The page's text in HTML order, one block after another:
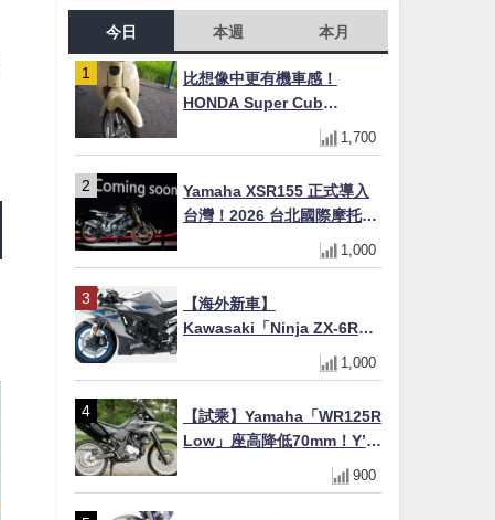
今日 本週 本月
比想像中更有機車感！
HONDA Super Cub
110【Webike愛車精選】
1,700
Yamaha XSR155 正式導入
台灣！2026 台北國際摩托車
展亮相，70 週年紀念版
YZF-R 系列限量追加販售
1,000
【海外新車】
Kawasaki「Ninja ZX-6R」
2027年式北美發表！636cc
四缸×銀河銀/暮光藍新色
美元起
1,000
【試乘】Yamaha「WR125R
Low」座高降低70mm！Y’s
Gear低座高座墊×低座高連桿
×腳踏著地感大幅改善，越野
900